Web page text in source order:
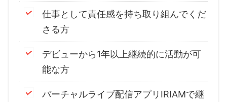
仕事として責任感を持ち取り組んでくだ
さる方
デビューから1年以上継続的に活動が可
能な方
バーチャルライブ配信アプリIRIAMで継